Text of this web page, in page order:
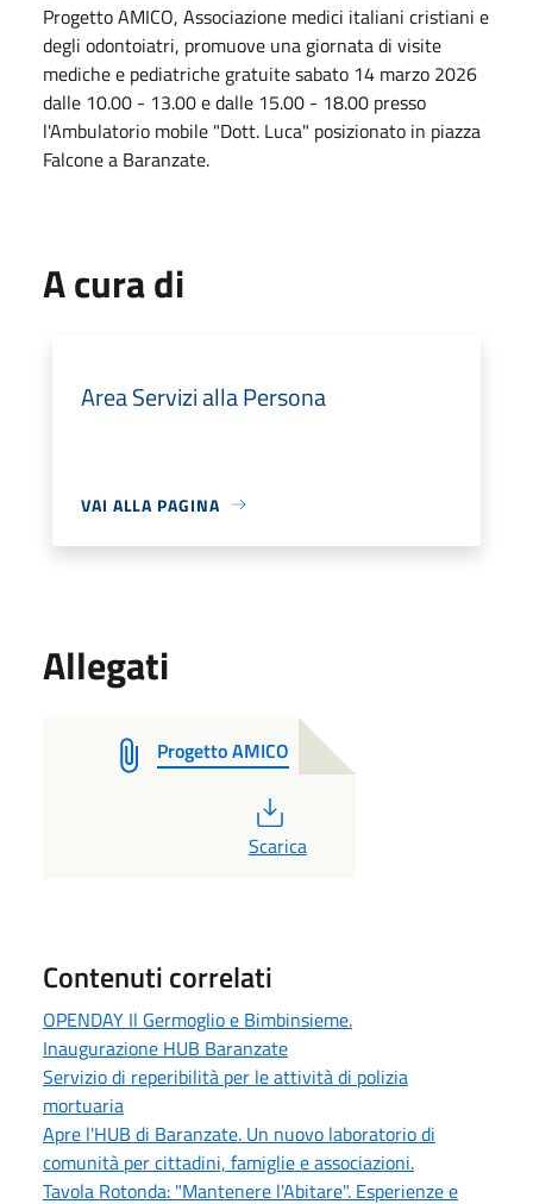
Progetto AMICO, Associazione medici italiani cristiani e
degli odontoiatri, promuove una giornata di visite
mediche e pediatriche gratuite sabato 14 marzo 2026
dalle 10.00 - 13.00 e dalle 15.00 - 18.00 presso
l'Ambulatorio mobile "Dott. Luca" posizionato in piazza
Falcone a Baranzate.
A cura di
Area Servizi alla Persona
VAI ALLA PAGINA
Allegati
Progetto AMICO
PDF
Scarica
Contenuti correlati
OPENDAY Il Germoglio e Bimbinsieme.
Inaugurazione HUB Baranzate
Servizio di reperibilità per le attività di polizia
mortuaria
Apre l'HUB di Baranzate. Un nuovo laboratorio di
comunità per cittadini, famiglie e associazioni.
Tavola Rotonda: "Mantenere l'Abitare". Esperienze e